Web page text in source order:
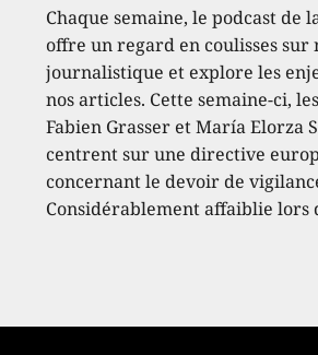
Chaque semaine, le podcast de
offre un regard en coulisses
journalistique et explore les
nos articles. Cette semaine-ci,
Fabien Grasser et María Elorza
centrent sur une directive
concernant le devoir de
Considérablement affaiblie lors